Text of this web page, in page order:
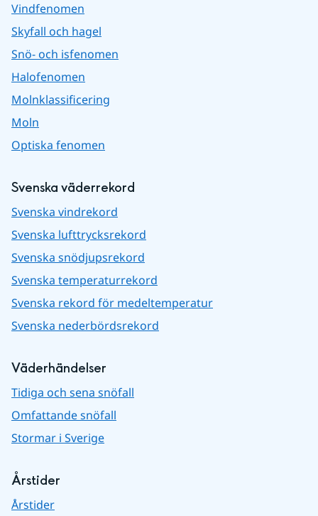
Vindfenomen
Skyfall och hagel
Snö- och isfenomen
Halofenomen
Molnklassificering
Moln
Optiska fenomen
Svenska väderrekord
Svenska vindrekord
Svenska lufttrycksrekord
Svenska snödjupsrekord
Svenska temperaturrekord
Svenska rekord för medeltemperatur
Svenska nederbördsrekord
Väderhändelser
Tidiga och sena snöfall
Omfattande snöfall
Stormar i Sverige
Årstider
Årstider